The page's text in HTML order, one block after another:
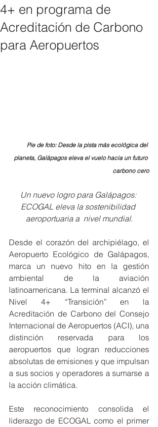
4+ en programa de
Acreditación de Carbono
para Aeropuertos
Pie de foto: Desde la pista más ecológica del
planeta, Galápagos eleva el vuelo hacia un futuro
carbono cero
Un nuevo logro para Galápagos:
ECOGAL eleva la sostenibilidad
aeroportuaria a  nivel mundial.
Desde el corazón del archipiélago, el
Aeropuerto Ecológico de Galápagos,
marca un nuevo hito en la gestión
ambiental de la aviación
latinoamericana. La terminal alcanzó el
Nivel 4+ “Transición” en la
Acreditación de Carbono del Consejo
Internacional de Aeropuertos (ACI), una
distinción reservada para los
aeropuertos que logran reducciones
absolutas de emisiones y que impulsan
a sus socios y operadores a sumarse a
la acción climática.
Este reconocimiento consolida el
liderazgo de ECOGAL como el primer